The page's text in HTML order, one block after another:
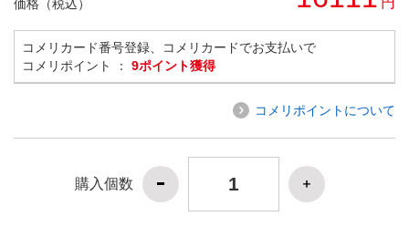
価格（税込）
コメリカード番号登録、コメリカードでお支払いで
コメリポイント ： 9ポイント獲得
コメリポイントについて
購入個数